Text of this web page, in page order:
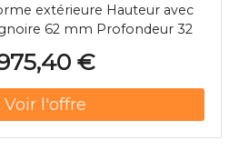
extérieure Hauteur avec
62 mm Profondeur 32
à l'extérieur Niveau du sol
modèle KA 4121 min.122
mm Hauteur avec vidage
plat: 102 mm Poids 22 kg
certifiée: résistante aux
€